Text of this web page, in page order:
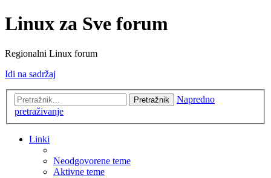
Linux za Sve forum
Regionalni Linux forum
Idi na sadržaj
Pretražnik
Napredno
pretraživanje
Linki
Neodgovorene teme
Aktivne teme